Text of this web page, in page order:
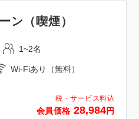
税・サービス料込
会員価格 28,984円
ン（喫煙）
1~2名
Wi-Fiあり（無料）